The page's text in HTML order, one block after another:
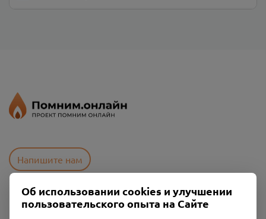
Напишите нам
Пользовательское соглашение
Об использовании cookies и улучшении
пользовательского опыта на Сайте